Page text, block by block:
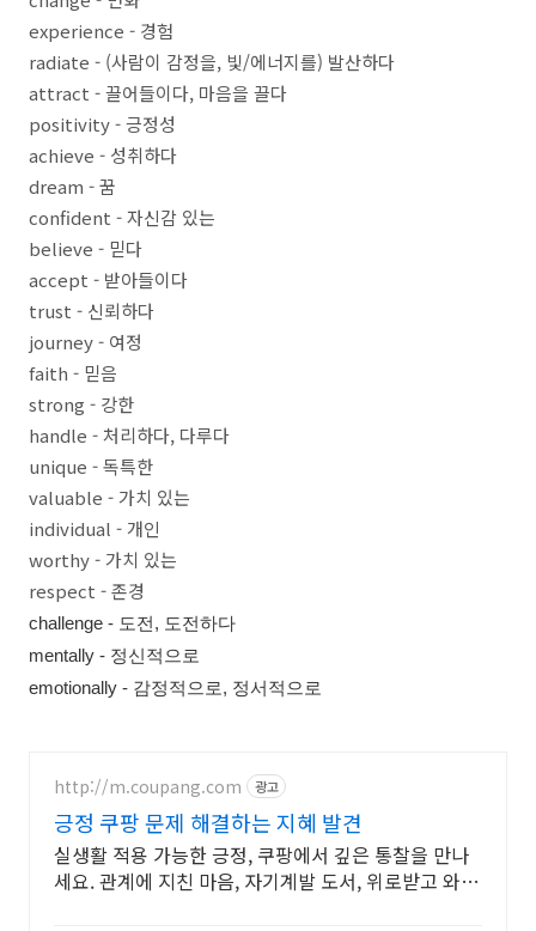
experience - 경험
radiate - (사람이 감정을, 빛/에너지를) 발산하다
attract - 끌어들이다, 마음을 끌다
positivity - 긍정성
achieve - 성취하다
dream - 꿈
confident - 자신감 있는
believe - 믿다
accept - 받아들이다
trust - 신뢰하다
journey - 여정
faith - 믿음
strong - 강한
handle - 처리하다, 다루다
unique - 독특한
valuable - 가치 있는
individual - 개인
worthy - 가치 있는
respect - 존경
challenge - 도전, 도전하다
mentally - 정신적으로
emotionally - 감정적으로, 정서적으로
http://m.coupang.com 광고
긍정 쿠팡 문제 해결하는 지혜 발견
실생활 적용 가능한 긍정, 쿠팡에서 깊은 통찰을 만나
세요. 관계에 지친 마음, 자기계발 도서, 위로받고 와우